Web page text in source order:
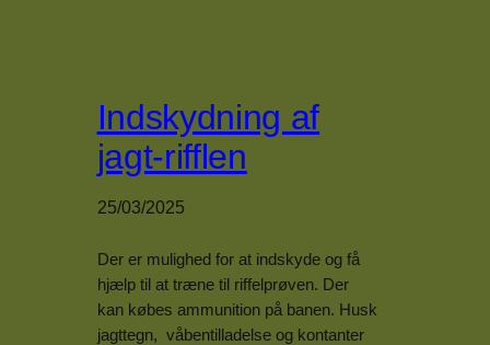
Indskydning af
jagt-rifflen
25/03/2025
Der er mulighed for at indskyde og få
hjælp til at træne til riffelprøven. Der
kan købes ammunition på banen. Husk
jagttegn, våbentilladelse og kontanter